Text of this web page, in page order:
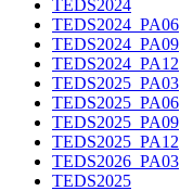
TEDS2024
TEDS2024_PA06
TEDS2024_PA09
TEDS2024_PA12
TEDS2025_PA03
TEDS2025_PA06
TEDS2025_PA09
TEDS2025_PA12
TEDS2026_PA03
TEDS2025